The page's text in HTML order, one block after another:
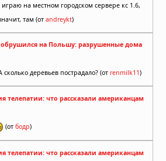
на местном городском сервере кс 1.6,
там (от andreykt)
обрушился на Польшу: разрушенные дома
деревьев пострадало? (от renmilk11)
телепатии: что рассказали американцам
(от бодр)
телепатии: что рассказали американцам